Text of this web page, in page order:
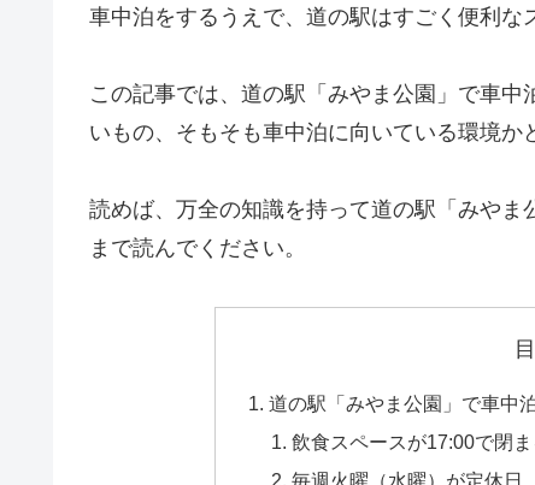
車中泊をするうえで、道の駅はすごく便利な
この記事では、道の駅「みやま公園」で車
いもの、そもそも車中泊に向いている環境か
読めば、万全の知識を持って道の駅「みや
まで読んでください。
道の駅「みやま公園」で車中
飲食スペースが17:00で閉ま
毎週火曜（水曜）が定休日